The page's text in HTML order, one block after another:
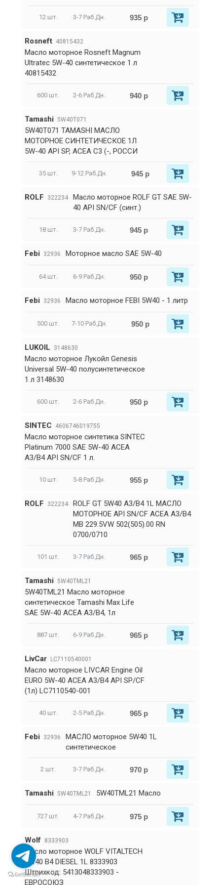
12 шт. 3-7 Раб.Дн. 935 р
Rosneft 40815432
Масло моторное Rosneft Magnum
Ultratec 5W-40 синтетическое 1 л
40815432
600 шт. 2-6 Раб.Дн. 940 р
Tamashi 5W40T071
5W40T071 TAMASHI МАСЛО
МОТОРНОЕ СИНТЕТИЧЕСКОЕ 1Л
5W-40 API SP, ACEA C3 (-, РОССИ
35 шт. 9-12 Раб.Дн. 945 р
ROLF 322234
Масло моторное ROLF GT SAE 5W-
40 API SN/CF (синт.)
18 шт. 3-7 Раб.Дн. 945 р
Febi 32936 Моторное масло SAE 5W-40
64 шт. 6-9 Раб.Дн. 950 р
Febi 32936 Масло моторное FEBI 5W40 - 1 литр
500 шт. 7-10 Раб.Дн. 950 р
LUKOIL 3148630
Масло моторное Лукойл Genesis
Universal 5W-40 полусинтетическое
1 л 3148630
600 шт. 2-6 Раб.Дн. 950 р
SINTEC 4606746019755
Масло моторное синтетика SINTEC
Platinum 7000 SAE 5W-40 ACEA
A3/B4 API SN/CF 1 л.
10 шт. 5-8 Раб.Дн. 955 р
ROLF 322234
ROLF GT 5W40 A3/B4 1L МАСЛО
МОТОРНОЕ API SN/CF ACEA A3/B4
МВ 229.5VW 502(505).00 RN
0700/0710
101 шт. 3-7 Раб.Дн. 965 р
Tamashi 5W40TML21
5W40TML21 Масло моторное
синтетическое Tamashi Max Life
SAE 5W-40 ACEA A3/B4, 1л
887 шт. 6-9 Раб.Дн. 965 р
LivCar LC7110540001
Масло моторное LIVCAR Engine Oil
EURO 5W-40 ACEA A3/B4 API SP/CF
(1л) LC7110540-001
40 шт. 2-5 Раб.Дн. 965 р
Febi 32936
МАСЛО моторное 5W40 1L
синтетическое
2 шт. 3-7 Раб.Дн. 970 р
Tamashi 5W40TML21 5W40TML21 Масло
727 шт. 4-7 Раб.Дн. 975 р
Wolf 8333903
Масло моторное WOLF VITALTECH
5W40 B4 DIESEL 1L 8333903
Штрихкод: 5413048333903 -
ЕВРОСОЮЗ